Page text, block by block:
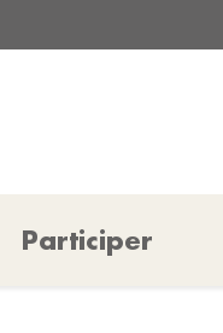
Participer